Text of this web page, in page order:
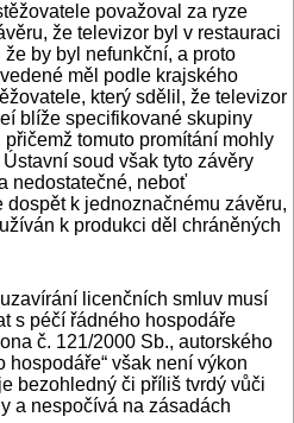
považoval za ryze
že televizor byl v restauraci
by byl nefunkční, a proto
měl podle krajského
který sdělil, že televizor
blíže specifikované skupiny
tomuto promítání mohly
soud však tyto závěry
nedostatečné, neboť
k jednoznačnému závěru,
k produkci děl chráněných
licenčních smluv musí
s péčí řádného hospodáře
č. 121/2000 Sb., autorského
hospodáře“ však není výkon
bezohledný či příliš tvrdý vůči
a nespočívá na zásadách